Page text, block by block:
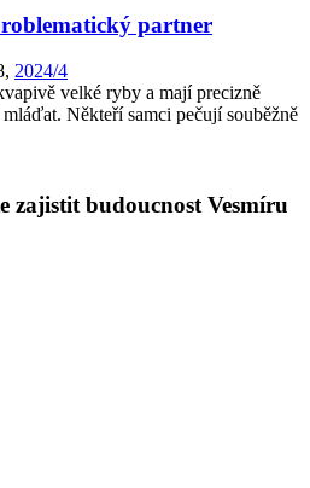
partner
2024/4
velké ryby a mají precizně
Někteří samci pečují souběžně
zajistit budoucnost Vesmíru